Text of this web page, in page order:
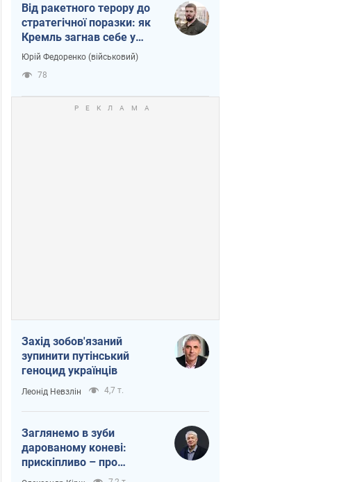
Від ракетного терору до
стратегічної поразки: як
Кремль загнав себе у
пастку
Юрій Федоренко (військовий)
78
Захід зобов'язаний
зупинити путінський
геноцид українців
Леонід Невзлін 4,7 т.
Заглянемо в зуби
дарованому коневі:
прискіпливо – про
допомогу Україні